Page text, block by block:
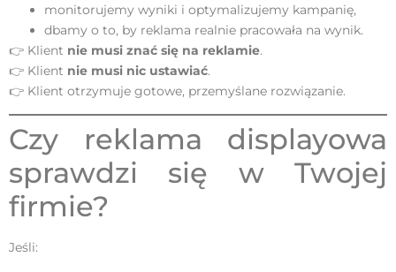
monitorujemy wyniki i optymalizujemy kampanię,
dbamy o to, by reklama realnie pracowała na wynik.
👉 Klient nie musi znać się na reklamie.
👉 Klient nie musi nic ustawiać.
👉 Klient otrzymuje gotowe, przemyślane rozwiązanie.
Czy reklama displayowa
sprawdzi się w Twojej
firmie?
Jeśli: